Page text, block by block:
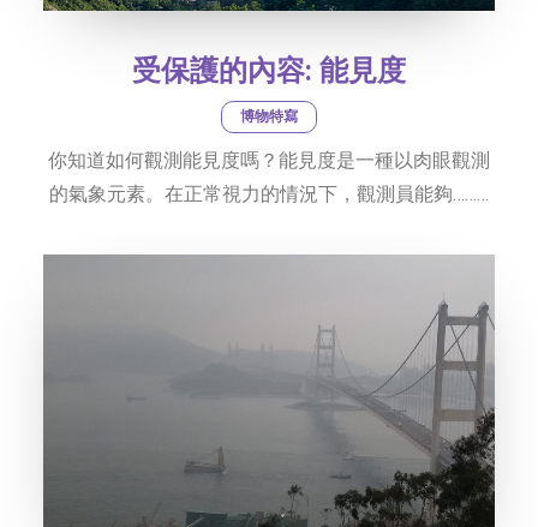
受保護的內容: 能見度
博物特寫
你知道如何觀測能見度嗎？能見度是一種以肉眼觀測
的氣象元素。在正常視力的情況下，觀測員能夠………